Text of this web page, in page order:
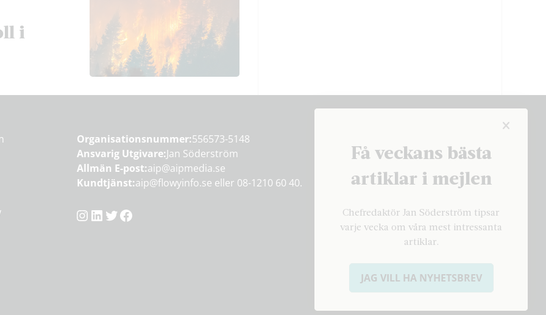
Få veckans bästa
artiklar i mejlen
Chefredaktör Jan Söderström tipsar
varje vecka om våra mest intressanta
artiklar.
JAG VILL HA NYHETSBREV
i
Organisationsnummer:556573-5148
Ansvarig Utgivare:Jan Söderström
Allmän E-post:aip@aipmedia.se
Kundtjänst:aip@flowyinfo.se eller 08-1210 60 40.
Instagram
LinkedIn
Twitter
Facebook
Få veckans bästa
artiklar på mejlen